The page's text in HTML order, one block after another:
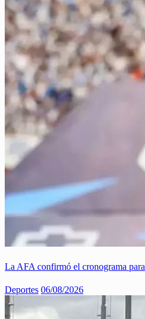
La AFA confirmó el cronograma para
Deportes 06/08/2026